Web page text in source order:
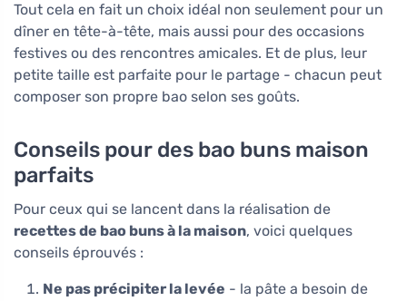
Tout cela en fait un choix idéal non seulement pour un
dîner en tête-à-tête, mais aussi pour des occasions
festives ou des rencontres amicales. Et de plus, leur
petite taille est parfaite pour le partage - chacun peut
composer son propre bao selon ses goûts.
Conseils pour des bao buns maison
parfaits
Pour ceux qui se lancent dans la réalisation de
recettes de bao buns à la maison, voici quelques
conseils éprouvés :
Ne pas précipiter la levée - la pâte a besoin de